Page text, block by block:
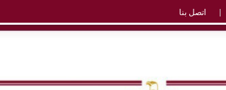
اتصل بنا